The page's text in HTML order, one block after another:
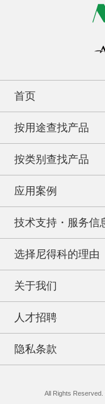
首页
按用途查找产品
按类别查找产品
应用案例
技术支持・服务信
选择尼得科的理由
关于我们
人才招聘
隐私条款
All Rights